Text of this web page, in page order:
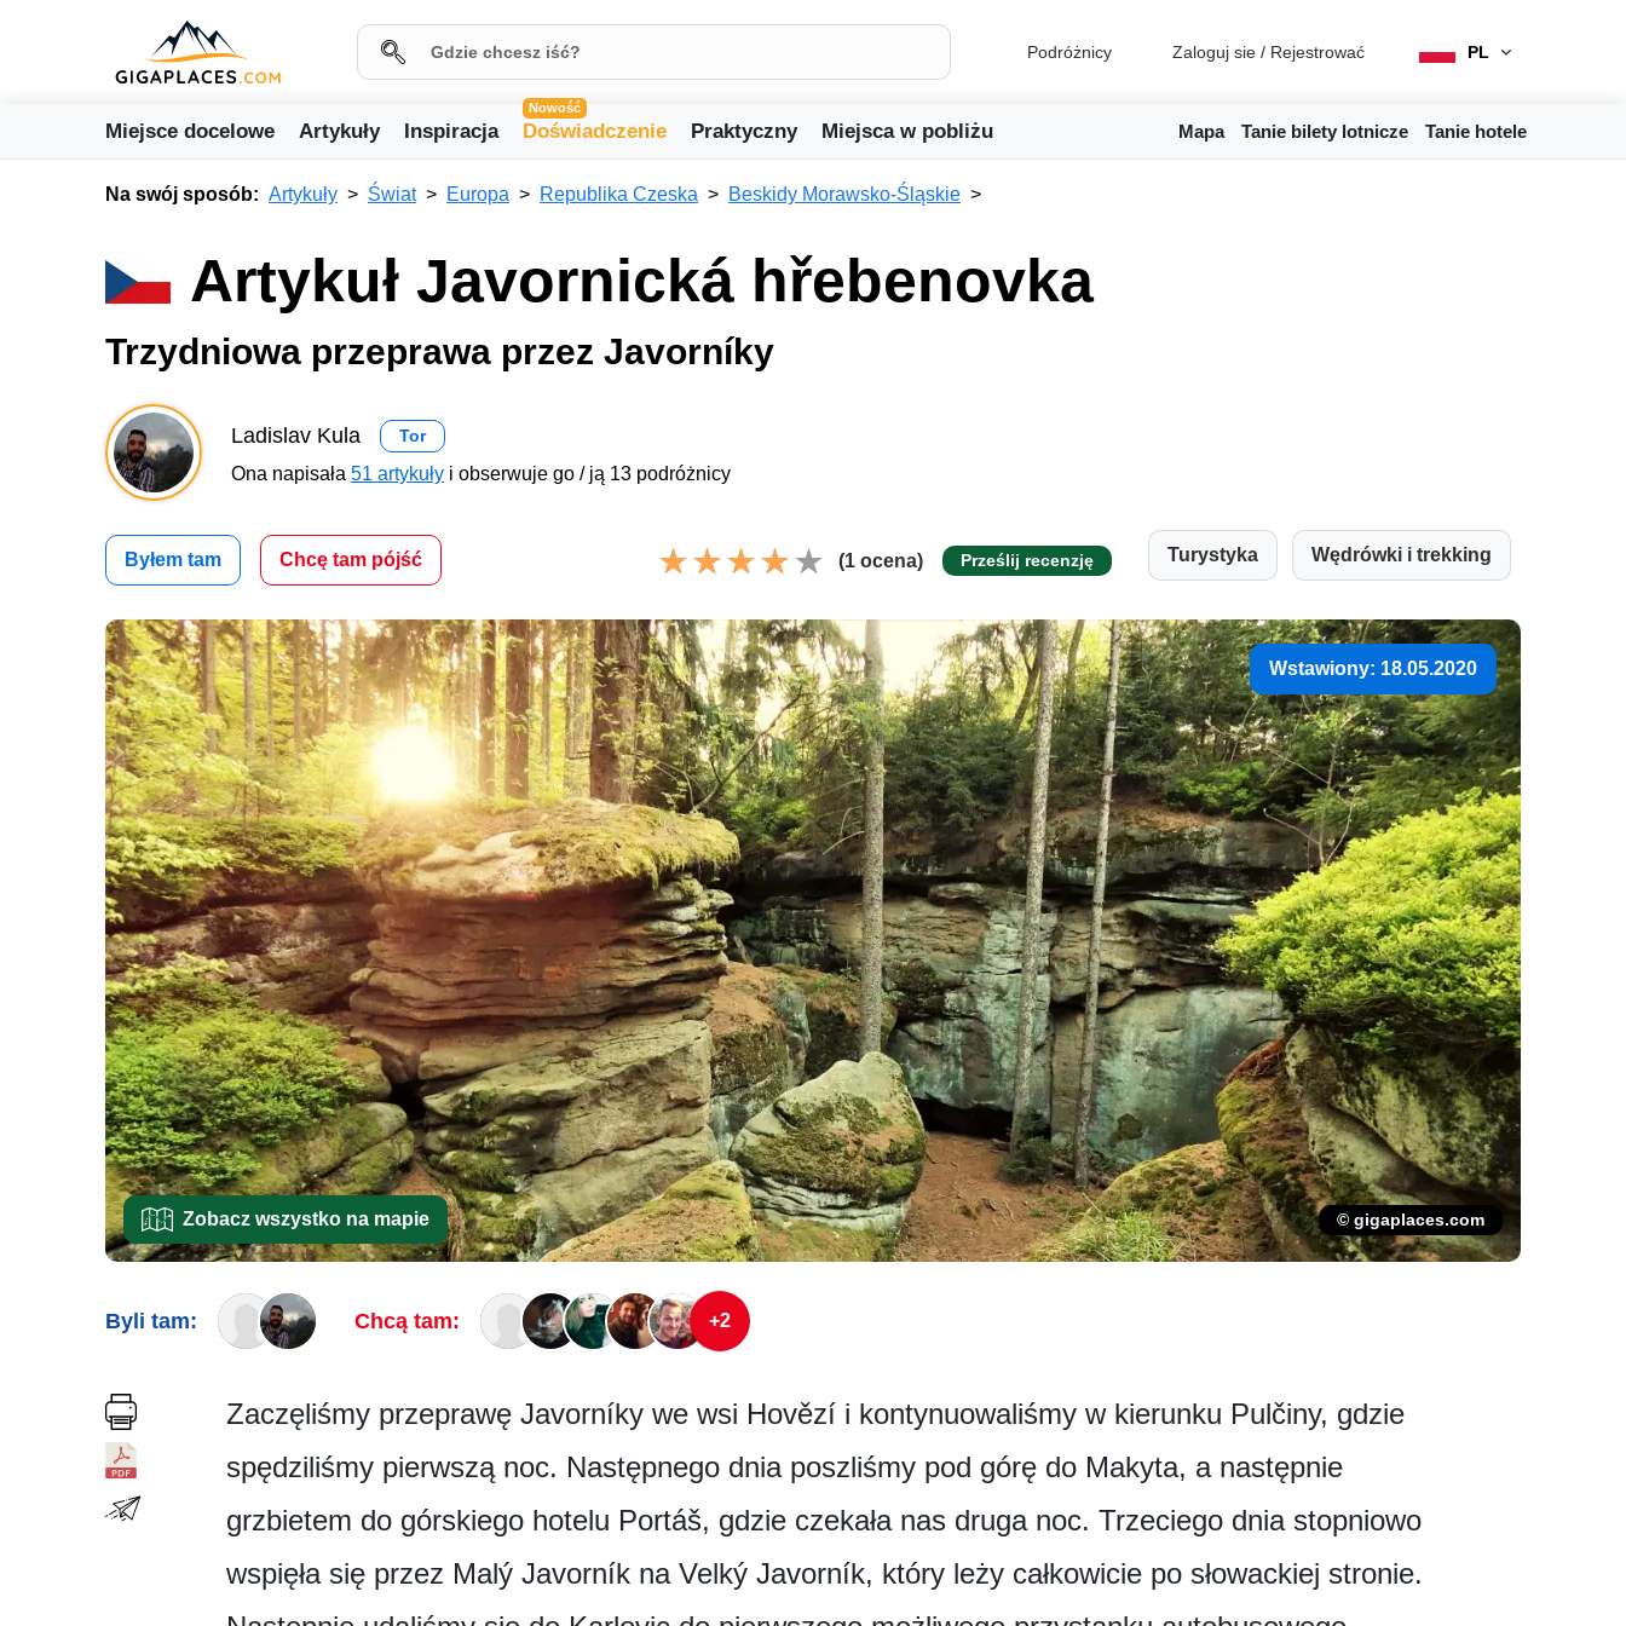
Podróżnicy Zaloguj sie / Rejestrować PL
Miejsce docelowe Artykuły Inspiracja
Nowość
Doświadczenie Praktyczny Miejsca w pobliżu Mapa Tanie bilety lotnicze Tanie hotele
Na swój sposób: Artykuły Świat Europa Republika Czeska Beskidy Morawsko-Śląskie
Artykuł Javornická hřebenovka
Trzydniowa przeprawa przez Javorníky
Ladislav Kula Tor
Ona napisała 51 artykuły i obserwuje go / ją 13 podróżnicy
Byłem tam Chcę tam pójść (1 ocena) Prześlij recenzję Turystyka Wędrówki i trekking
Wstawiony: 18.05.2020
Zobacz wszystko na mapie © gigaplaces.com
Byli tam: Chcą tam: +2
Zaczęliśmy przeprawę Javorníky we wsi Hovězí i kontynuowaliśmy w kierunku Pulčiny, gdzie
spędziliśmy pierwszą noc. Następnego dnia poszliśmy pod górę do Makyta, a następnie
grzbietem do górskiego hotelu Portáš, gdzie czekała nas druga noc. Trzeciego dnia stopniowo
wspięła się przez Malý Javorník na Velký Javorník, który leży całkowicie po słowackiej stronie.